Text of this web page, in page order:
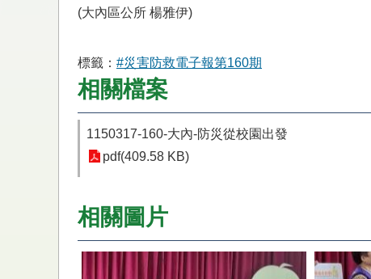
(大內區公所 楊雅伊)
標籤： #災害防救電子報第160期
相關檔案
1150317-160-大內-防災從校園出發
pdf(409.58 KB)
相關圖片